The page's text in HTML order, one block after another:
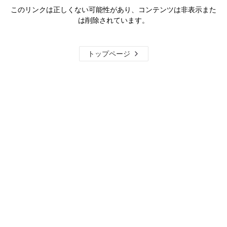
このリンクは正しくない可能性があり、コンテンツは非表示また
は削除されています。
トップページ